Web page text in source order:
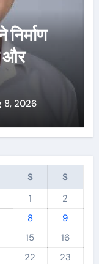
समेत
6, 2026
S
S
1
2
8
9
15
16
22
23